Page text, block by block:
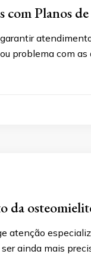
com Planos
problema com
da
atenção
ainda mais